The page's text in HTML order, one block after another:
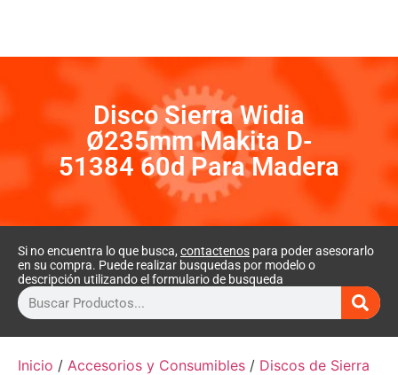
Disco Sierra Widia
Ø235mm Makita D-
51384 60d Para Madera
Si no encuentra lo que busca, contactenos para poder asesorarlo
en su compra. Puede realizar busquedas por modelo o
descripción utilizando el formulario de busqueda
Inicio / Accesorios y Consumibles / Discos de Sierra